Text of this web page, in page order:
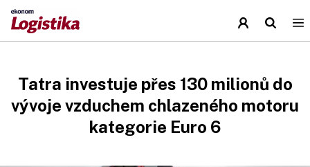
Tatra investuje přes 130 milionů do
vývoje vzduchem chlazeného motoru
kategorie Euro 6